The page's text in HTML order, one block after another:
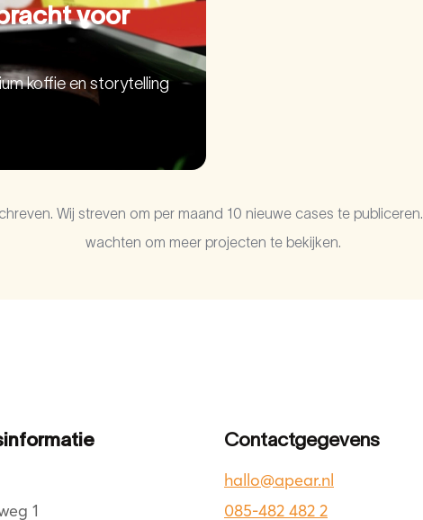
voor
koffie en storytelling
Wij streven om per maand 10 nieuwe cases te publiceren.
wachten om meer projecten te bekijken.
1
Contactgegevens
hallo@apear.nl
085-482 482 2